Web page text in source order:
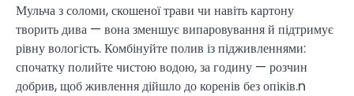
Мульча з соломи, скошеної трави чи навіть картону
творить дива — вона зменшує випаровування й підтримує
рівну вологість. Комбінуйте полив із підживленнями:
спочатку полийте чистою водою, за годину — розчин
добрив, щоб живлення дійшло до коренів без опіків.n